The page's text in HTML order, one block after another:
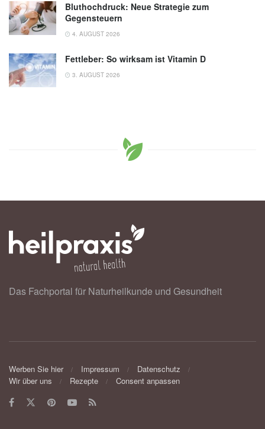
Bluthochdruck: Neue Strategie zum
Gegensteuern
4. AUGUST 2026
Fettleber: So wirksam ist Vitamin D
3. AUGUST 2026
Das Fachportal für Naturheilkunde und Gesundheit
Werben Sie hier Impressum
Datenschutz
Wir über uns
Rezepte Consent anpassen